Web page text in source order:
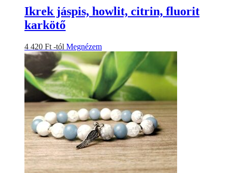
Ikrek jáspis, howlit, citrin, fluorit
karkötő
4 420 Ft -tól MegnézemEnnek
a
terméknek
több
variációja
van.
A
változatok
a
termékoldalon
választhatók
ki